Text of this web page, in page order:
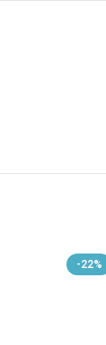
-22%